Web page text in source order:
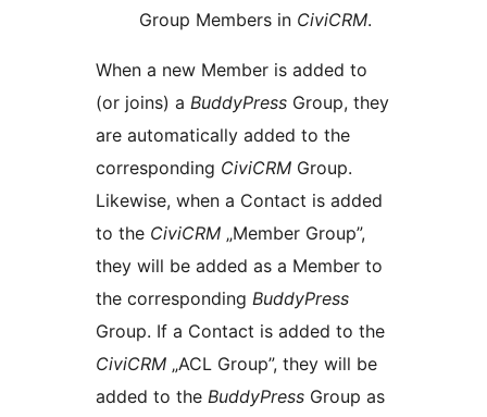
Group Members in CiviCRM.
When a new Member is added to
(or joins) a BuddyPress Group, they
are automatically added to the
corresponding CiviCRM Group.
Likewise, when a Contact is added
to the CiviCRM „Member Group”,
they will be added as a Member to
the corresponding BuddyPress
Group. If a Contact is added to the
CiviCRM „ACL Group”, they will be
added to the BuddyPress Group as